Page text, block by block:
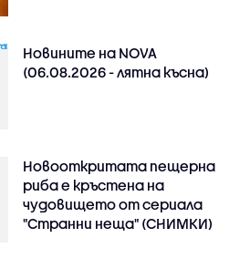
Новините на NOVA
(06.08.2026 - лятна късна)
Новооткритата пещерна
риба е кръстена на
чудовището от сериала
"Странни неща" (СНИМКИ)